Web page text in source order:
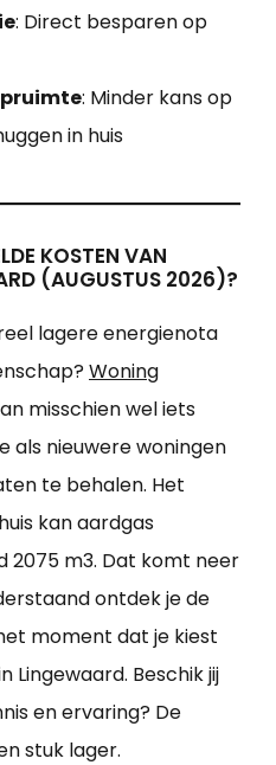
: Direct besparen op
: Minder kans op
in huis
KOSTEN VAN
(AUGUSTUS 2026)?
lagere energienota
Woning
misschien wel iets
als nieuwere woningen
te behalen. Het
kan aardgas
2075 m3. Dat komt neer
ontdek je de
moment dat je kiest
Lingewaard. Beschik jij
en ervaring? De
stuk lager.